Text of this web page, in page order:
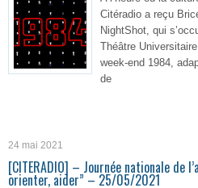
Citéradio a reçu
NightShot, qui
Théâtre
week-end 1984,
de
24 mai 2021
[CITERADIO] – Journée nationale de
orienter, aider” – 25/05/2021